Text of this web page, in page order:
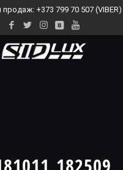
+373 799 70 507 (VIBER)